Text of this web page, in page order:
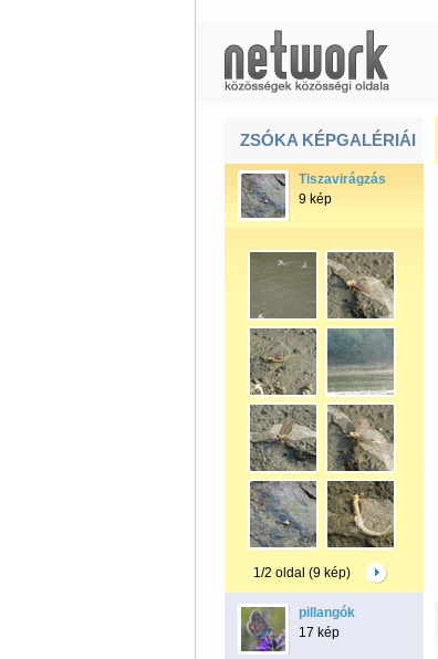
ZSÓKA KÉPGALÉRIÁI
Tiszavirágzás
9 kép
1/2 oldal (9 kép)
pillangók
17 kép